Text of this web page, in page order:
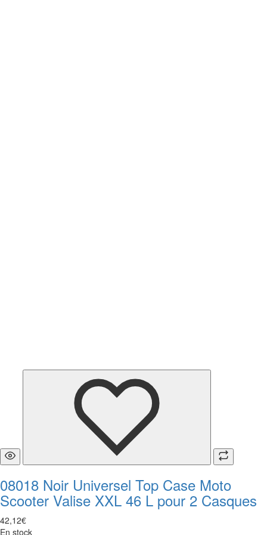
08018 Noir Universel Top Case Moto
Scooter Valise XXL 46 L pour 2 Casques
42,12€
En stock